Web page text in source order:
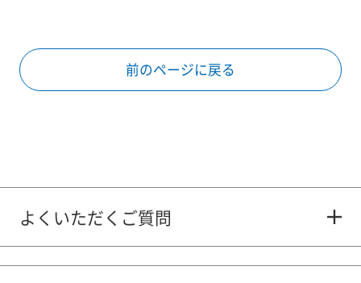
前のページに戻る
よくいただくご質問